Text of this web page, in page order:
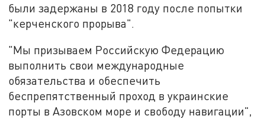
были задержаны в 2018 году после попытки
"керченского прорыва".
"Мы призываем Российскую Федерацию
выполнить свои международные
обязательства и обеспечить
беспрепятственный проход в украинские
порты в Азовском море и свободу навигации",